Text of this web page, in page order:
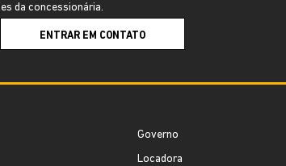
da concessionária.
ENTRAR EM CONTATO
Governo
Locadora